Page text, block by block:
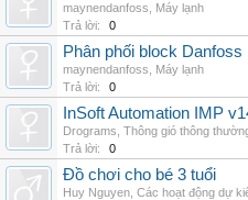
maynendanfoss
Máy lạnh
Trả lời:
0
Phân phối block
maynendanfoss
Máy lạnh
Trả lời:
0
InSoft Automation IMP
Drograms Thông gió thông
Trả lời:
0
Đồ chơi cho bé 3 tuổi
Huy Nguyen Các hoạt động dự